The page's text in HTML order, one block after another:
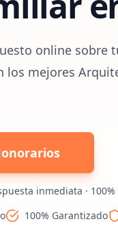
online sobre
los mejores
inmediata ·
100% Garantizado